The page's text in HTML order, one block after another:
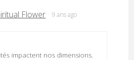
Flower 9 ans ago
impactent nos dimensions.